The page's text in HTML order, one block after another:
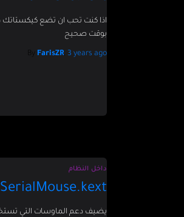
بوقت صحيح
FarisZR, 3 years ago
داخل النظام
SerialMouse.kext